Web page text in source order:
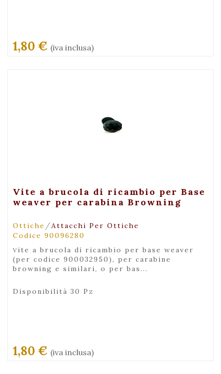
1,80 € (iva inclusa)
+ Visualizza
Vite a brucola di ricambio per Base
weaver per carabina Browning
Ottiche /Attacchi Per Ottiche
Codice 90096280
vite a brucola di ricambio per base weaver
(per codice 900032950), per carabine
browning e similari, o per bas...
Disponibilità 30 Pz
1,80 € (iva inclusa)